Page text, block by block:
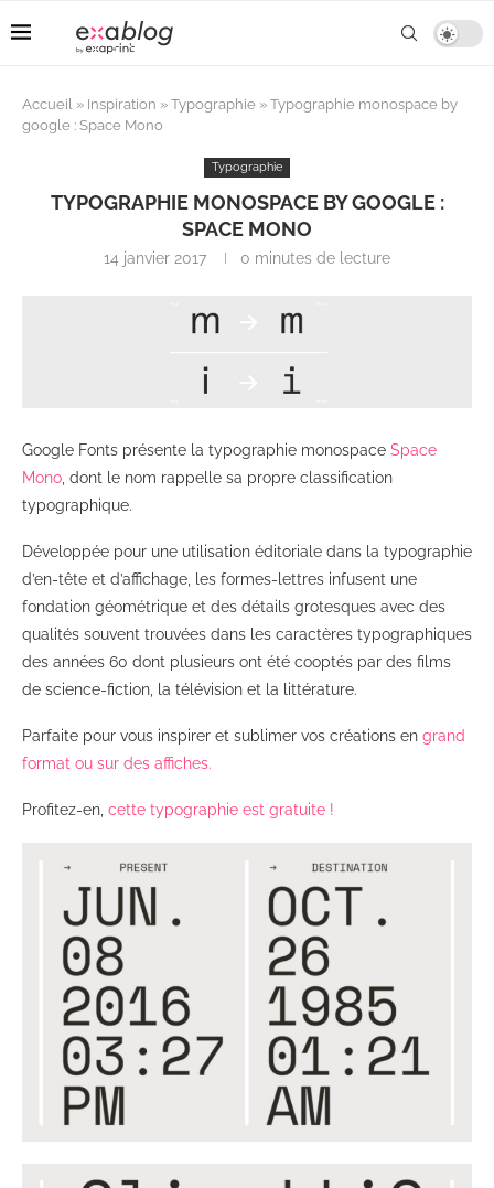
Accueil » Inspiration » Typographie » Typographie monospace by
google : Space Mono
Typographie
TYPOGRAPHIE MONOSPACE BY GOOGLE :
SPACE MONO
14 janvier 2017 0 minutes de lecture
Google Fonts présente la typographie monospace Space
Mono , dont le nom rappelle sa propre classification
typographique.
Développée pour une utilisation éditoriale dans la typographie
d’en-tête et d’affichage, les formes-lettres infusent une
fondation géométrique et des détails grotesques avec des
qualités souvent trouvées dans les caractères typographiques
des années 60 dont plusieurs ont été cooptés par des films
de science-fiction, la télévision et la littérature.
Parfaite pour vous inspirer et sublimer vos créations en grand
format ou sur des affiches.
Profitez-en, cette typographie est gratuite !